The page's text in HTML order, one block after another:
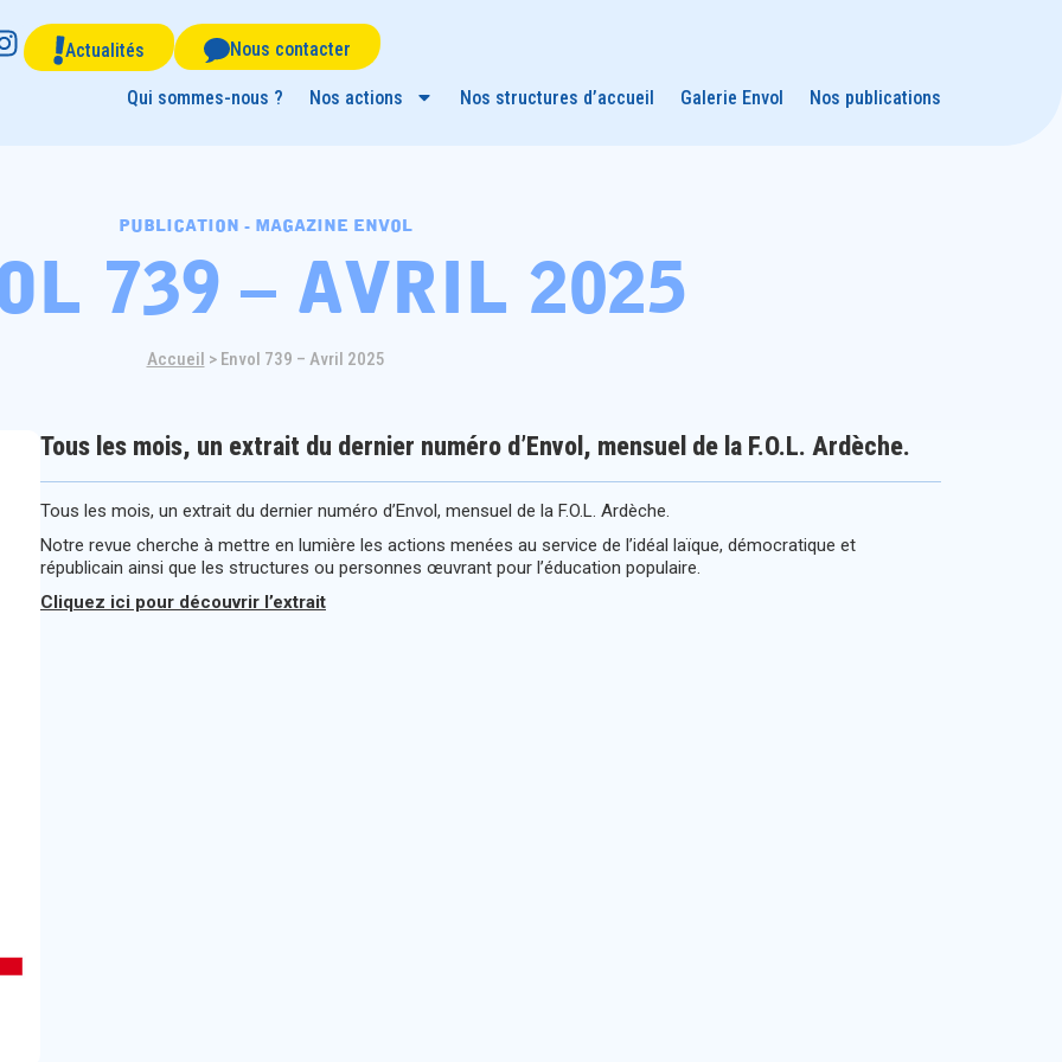
Actualités Nous contacter
Qui sommes-nous ? Nos actions Nos structures d’accueil Galerie Envol Nos publications
publication - magazine envol
739 – avril 2025
Accueil > Envol 739 – Avril 2025
Tous les mois, un extrait du dernier numéro d’Envol, mensuel de la F.O.L. Ardèche.
Tous les mois, un extrait du dernier numéro d’Envol, mensuel de la F.O.L. Ardèche.
Notre revue cherche à mettre en lumière les actions menées au service de l’idéal laïque, démocratique et
républicain ainsi que les structures ou personnes œuvrant pour l’éducation populaire.
Cliquez ici pour découvrir l’extrait